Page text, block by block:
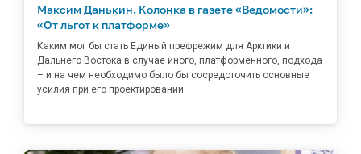
Максим Данькин. Колонка в газете «Ведомости»:
«От льгот к платформе»
Каким мог бы стать Единый префрежим для Арктики и
Дальнего Востока в случае иного, платформенного, подхода
– и на чем необходимо было бы сосредоточить основные
усилия при его проектировании